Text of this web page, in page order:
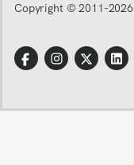
Copyright © 2011-2026